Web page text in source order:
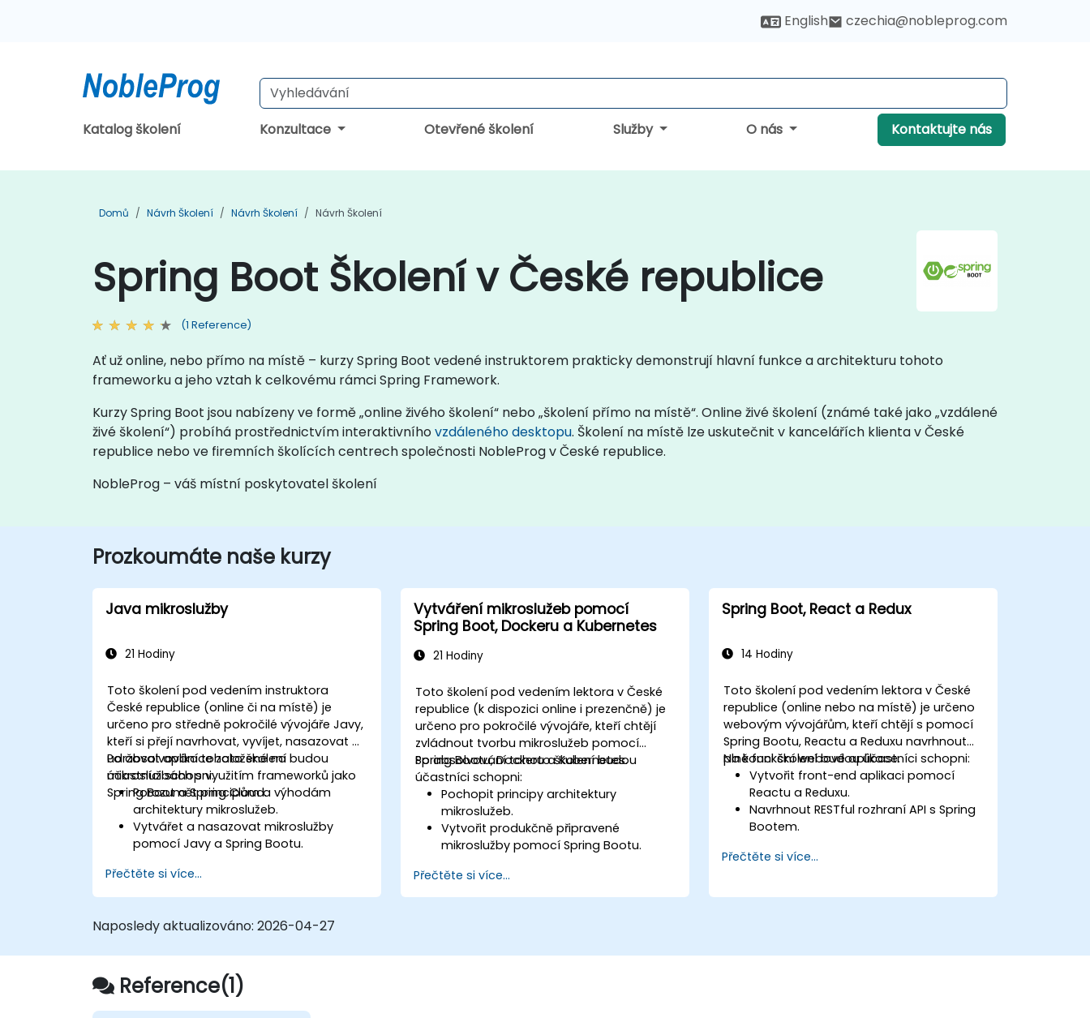
English czechia@nobleprog.com
Katalog školení Konzultace Otevřené školení Služby O nás Kontaktujte nás
Domů Návrh Školení Návrh Školení Návrh Školení
Spring Boot Školení v České republice
(1 Reference)
Ať už online, nebo přímo na místě – kurzy Spring Boot vedené instruktorem prakticky demonstrují hlavní funkce a architekturu tohoto
frameworku a jeho vztah k celkovému rámci Spring Framework.
Kurzy Spring Boot jsou nabízeny ve formě „online živého školení“ nebo „školení přímo na místě“. Online živé školení (známé také jako „vzdálené
živé školení“) probíhá prostřednictvím interaktivníhovzdáleného desktopu. Školení na místě lze uskutečnit v kancelářích klienta v České
republice nebo ve firemních školících centrech společnosti NobleProg v České republice.
NobleProg – váš místní poskytovatel školení
Prozkoumáte naše kurzy
Java mikroslužby
21 Hodiny
Toto školení pod vedením instruktora
České republice (online či na místě) je
určeno pro středně pokročilé vývojáře Javy,
kteří si přejí navrhovat, vyvíjet, nasazovat a
udržovat aplikace založené na
mikroslužbách s využitím frameworků jako
Spring Boot a Spring Cloud.
Po absolvování tohoto školení budou
účastníci schopni:
Porozumět principům a výhodám
architektury mikroslužeb.
Vytvářet a nasazovat mikroslužby
pomocí Javy a Spring Bootu.
vyhledávání služeb, správu konfigurace
a využívání API gateway.
škálovat mikroslužby.
Přečtěte si více...
Vytváření mikroslužeb pomocí
Spring Boot, Dockeru a Kubernetes
21 Hodiny
Toto školení pod vedením lektora v České
republice (k dispozici online i prezenčně) je
určeno pro pokročilé vývojáře, kteří chtějí
zvládnout tvorbu mikroslužeb pomocí
Spring Bootu, Dockeru a Kubernetes.
Po absolvování tohoto školení budou
účastníci schopni:
Pochopit principy architektury
mikroslužeb.
Vytvořit produkčně připravené
mikroslužby pomocí Spring Bootu.
kontejnerizaci mikroslužeb.
Nakonfigurovat clustery Kubernetes
Přečtěte si více...
Spring Boot, React a Redux
14 Hodiny
Toto školení pod vedením lektora v České
republice (online nebo na místě) je určeno
webovým vývojářům, kteří chtějí s pomocí
Spring Bootu, Reactu a Reduxu navrhnout
plně funkční webové aplikace.
Na konci školení budou účastníci schopni:
Vytvořit front-end aplikaci pomocí
Reactu a Reduxu.
Navrhnout RESTful rozhraní API s Spring
Bootem.
nástrojů Spring Security a tokenů typu
Přečtěte si více...
Naposledy aktualizováno: 2026-04-27
Reference(1)